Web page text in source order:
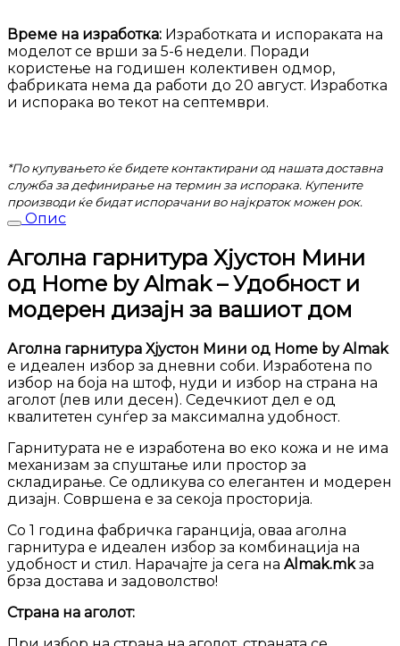
Време на изработка: Изработката и испораката на
моделот се врши за 5-6 недели. Поради
користење на годишен колективен одмор,
фабриката нема да работи до 20 август. Изработка
и испорака во текот на септември.
*По купувањето ќе бидете контактирани од нашата доставна
служба за дефинирање на термин за испорака. Купените
производи ќе бидат испорачани во најкраток можен рок.
Опис
Аголна гарнитура Хјустон Мини
од Home by Almak – Удобност и
модерен дизајн за вашиот дом
Аголна гарнитура Хјустон Мини од Home by Almak
е идеален избор за дневни соби. Изработена по
избор на боја на штоф, нуди и избор на страна на
аголот (лев или десен). Седечкиот дел е од
квалитетен сунѓер за максимална удобност.
Гарнитурата не е изработена во еко кожа и не има
механизам за спуштање или простор за
складирање. Се одликува со елегантен и модерен
дизајн. Совршена е за секоја просторија.
Со 1 година фабричка гаранција, оваа аголна
гарнитура е идеален избор за комбинација на
удобност и стил. Нарачајте ја сега на Almak.mkза
брза достава и задоволство!
Страна на аголот: